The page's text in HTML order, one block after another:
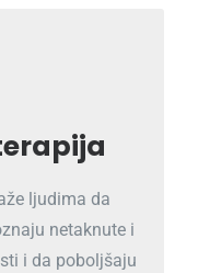
ljudima da
netaknute i
i da poboljšaju